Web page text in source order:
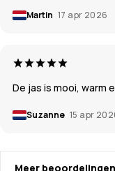
Martin 17 apr 2026
De jas is mooi, warm
Suzanne 15 apr
Meer beoordelingen